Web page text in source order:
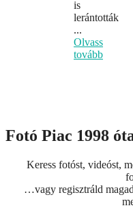
is
lerántották
...
Olvass
tovább
Fotó Piac 1998
Keress fotóst, videóst,
…vagy regisztráld